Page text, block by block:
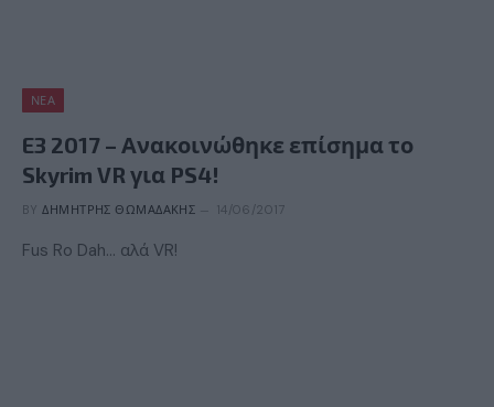
ΝΈΑ
E3 2017 – Ανακοινώθηκε επίσημα το
Skyrim VR για PS4!
BY ΔΗΜΉΤΡΗΣ ΘΩΜΑΔΆΚΗΣ 14/06/2017
Fus Ro Dah… αλά VR!